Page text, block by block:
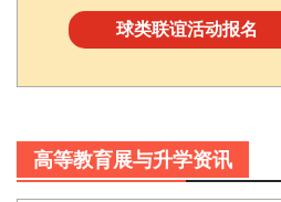
球类联谊活动报名
高等教育展与升学资讯